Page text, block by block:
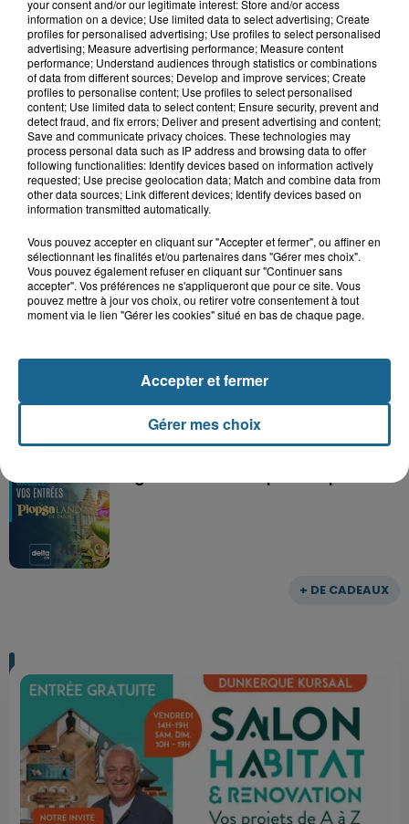
+ DE CADEAUX
Grand jeu de l'été : les cabines de plages
Gagnez vos entrées pour Dennlys
Parc
Gagnez vos entrées pour le parc
Bagatelle
your consent and/or our legitimate interest: Store and/or access
information on a device; Use limited data to select advertising; Create
profiles for personalised advertising; Use profiles to select personalised
advertising; Measure advertising performance; Measure content
performance; Understand audiences through statistics or combinations
of data from different sources; Develop and improve services; Create
profiles to personalise content; Use profiles to select personalised
content; Use limited data to select content; Ensure security, prevent and
detect fraud, and fix errors; Deliver and present advertising and content;
Save and communicate privacy choices. These technologies may
process personal data such as IP address and browsing data to offer
following functionalities: Identify devices based on information actively
requested; Use precise geolocation data; Match and combine data from
other data sources; Link different devices; Identify devices based on
information transmitted automatically.
Vous pouvez accepter en cliquant sur "Accepter et fermer", ou affiner en
sélectionnant les finalités et/ou partenaires dans "Gérer mes choix".
Vous pouvez également refuser en cliquant sur "Continuer sans
accepter". Vos préférences ne s'appliqueront que pour ce site. Vous
pouvez mettre à jour vos choix, ou retirer votre consentement à tout
moment via le lien "Gérer les cookies" situé en bas de chaque page.
Gérer mes choix
Accepter et fermer